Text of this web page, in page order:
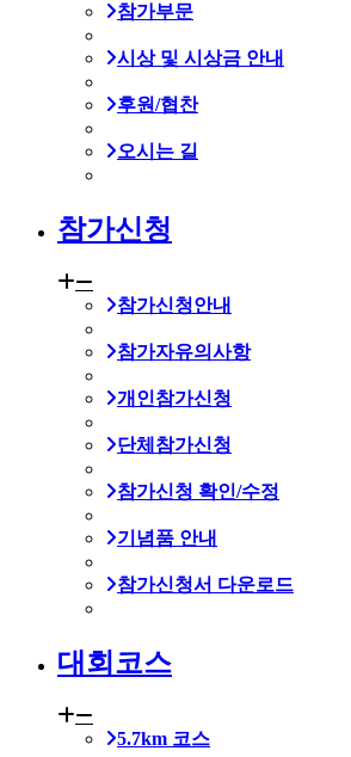
참가부문
시상 및 시상금 안내
후원/협찬
오시는 길
참가신청
참가신청안내
참가자유의사항
개인참가신청
단체참가신청
참가신청 확인/수정
기념품 안내
참가신청서 다운로드
대회코스
5.7km 코스